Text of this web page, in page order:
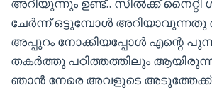
ചേർന്ന് ഒട്ടുമ്പോൾ
അപ്പുറം നോക്കിയപ്പോൾ എന്റെ
തകർത്തു പഠിത്തത്തിലും
ഞാൻ നേരെ അവളുടെ അടുത്തേക്ക്